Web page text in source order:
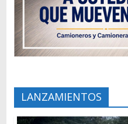
LANZAMIENTOS